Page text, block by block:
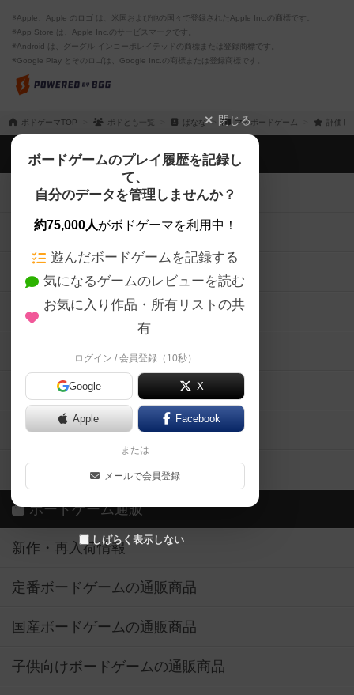
※Apple、Apple のロゴ は、米国および他の国々で登録されたApple Inc.の商標です。
※App Store は、Apple Inc.のサービスマークです。
※Android は、グーグル インコーポレイテッドの商標または登録商標です。
※Google Play とそのロゴは、Google Inc.の商標または登録商標です。
ボドゲーマTOP ボドとも一覧 ばなな マイボードゲーム 評価し
閉じる
ボードゲームのプレイ履歴を記録し
て、
自分のデータを管理しませんか？
約75,000人がボドゲーマを利用中！
遊んだボードゲームを記録する
気になるゲームのレビューを読む
お気に入り作品・所有リストの共
有
ログイン / 会員登録（10秒）
Google X
Apple Facebook
または
メールで会員登録
しばらく表示しない
ボドゲーマTOP
ボードゲームを検索する
ボードゲームの新着レビュー
ボードゲーム会情報
メカニクス特集
掲示板・トピックス
ボドとも・会員一覧
ボードゲーム業界コラム
ボドゲーマご利用案内
ボードゲーム通販
新作・再入荷情報
定番ボードゲームの通販商品
国産ボードゲームの通販商品
子供向けボードゲームの通販商品